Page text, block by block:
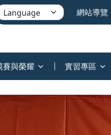
網站導覽
賽與榮耀 實習專區